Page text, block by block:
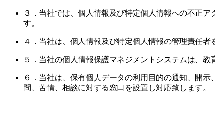
３．当社では、個人情報及び特定個人情報への不正
す。
４．当社は、個人情報及び特定個人情報の管理責任
５．当社の個人情報保護マネジメントシステムは、
６．当社は、保有個人データの利用目的の通知、開
問、苦情、相談に対する窓口を設置し対応致します。